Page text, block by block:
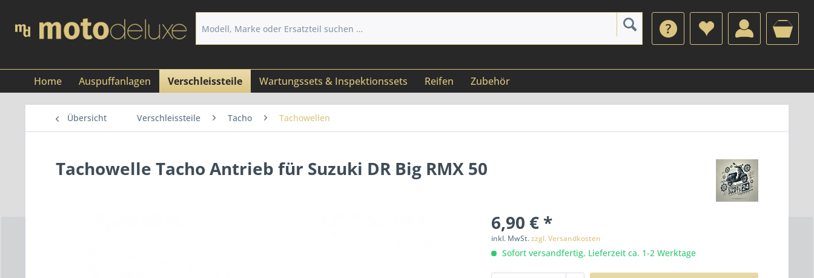
Home Auspuffanlagen Verschleissteile Wartungssets & Inspektionssets Reifen Zubehör
Übersicht Verschleissteile Tacho Tachowellen
Tachowelle Tacho Antrieb für Suzuki DR Big RMX 50
6,90 € *
inkl. MwSt.zzgl. Versandkosten
Sofort versandfertig, Lieferzeit ca. 1-2 Werktage